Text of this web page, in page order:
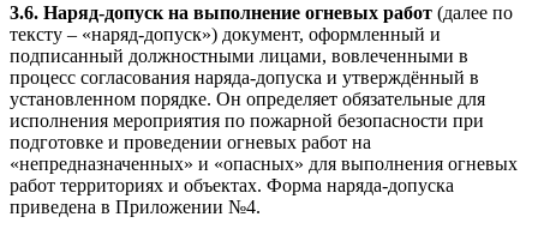
3.6. Наряд-допуск на выполнение огневых работ (далее по
тексту – «наряд-допуск») документ, оформленный и
подписанный должностными лицами, вовлеченными в
процесс согласования наряда-допуска и утверждённый в
установленном порядке. Он определяет обязательные для
исполнения мероприятия по пожарной безопасности при
подготовке и проведении огневых работ на
«непредназначенных» и «опасных» для выполнения огневых
работ территориях и объектах. Форма наряда-допуска
приведена в Приложении №4.